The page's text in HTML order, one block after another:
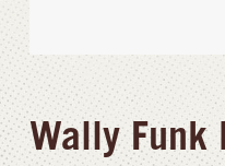
Wally Funk